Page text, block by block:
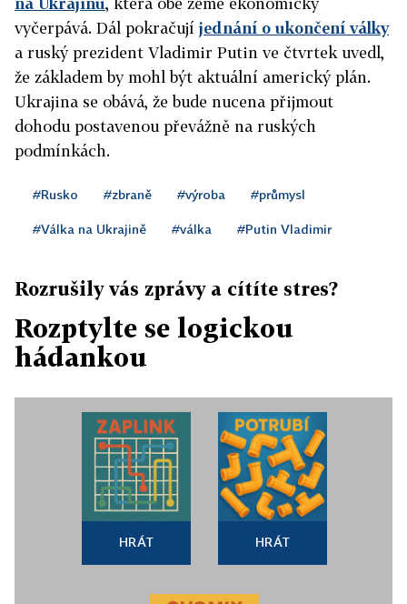
vyčerpává. Dál pokračujíjednání o ukončení války
a ruský prezident Vladimir Putin ve čtvrtek uvedl,
že základem by mohl být aktuální americký plán.
Ukrajina se obává, že bude nucena přijmout
dohodu postavenou převážně na ruských
podmínkách.
#Rusko #zbraně #výroba #průmysl
#Válka na Ukrajině #válka #Putin Vladimir
Rozrušily vás zprávy a cítíte stres?
Rozptylte se logickou
hádankou
HRÁT HRÁT